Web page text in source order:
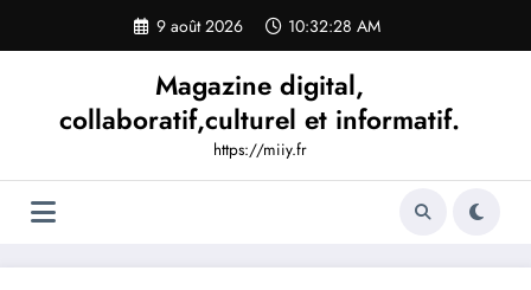
contenu
9 août 2026 10:32:29 AM
Magazine digital,
collaboratif,culturel et informatif.
https://miiy.fr